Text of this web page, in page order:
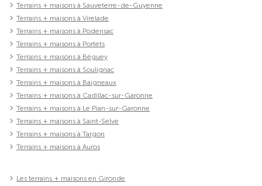
Terrains + maisons à Sauveterre-de-Guyenne
Terrains + maisons à Virelade
Terrains + maisons à Podensac
Terrains + maisons à Portets
Terrains + maisons à Béguey
Terrains + maisons à Soulignac
Terrains + maisons à Baigneaux
Terrains + maisons à Cadillac-sur-Garonne
Terrains + maisons à Le Pian-sur-Garonne
Terrains + maisons à Saint-Selve
Terrains + maisons à Targon
Terrains + maisons à Auros
Les terrains + maisons en Gironde